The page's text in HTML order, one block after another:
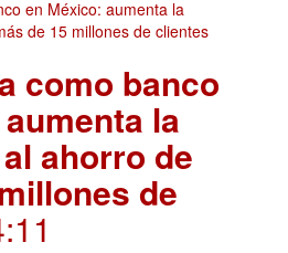
como banco
la
ahorro de
de